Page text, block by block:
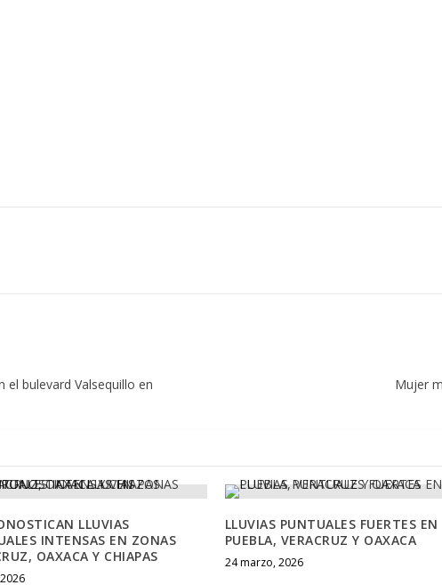
el bulevard Valsequillo en
Mujer
LLUVIAS
INTENSAS EN ZONAS
OAXACA Y CHIAPAS
LLUVIAS PUNTUALES FUERTES EN
PUEBLA, VERACRUZ Y OAXACA
24 marzo, 2026